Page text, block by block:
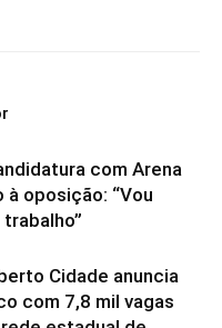
com Arena
oposição: “Vou
Cidade anuncia
com 7,8 mil vagas